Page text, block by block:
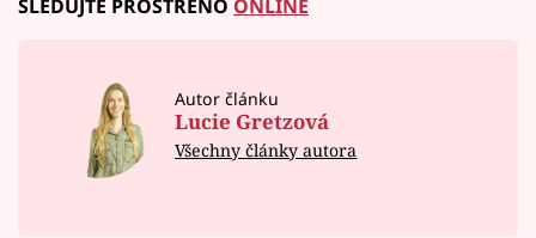
SLEDUJTE PROSTŘENO ONLINE
Autor článku
Lucie Gretzová
Všechny články autora